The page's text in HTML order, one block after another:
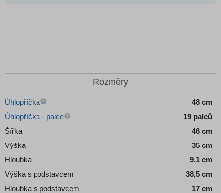
Rozměry
Úhlopříčka
48 cm
Úhlopříčka - palce
19 palců
Šířka
46 cm
Výška
35 cm
Hloubka
9,1 cm
Výška s podstavcem
38,5 cm
Hloubka s podstavcem
17 cm